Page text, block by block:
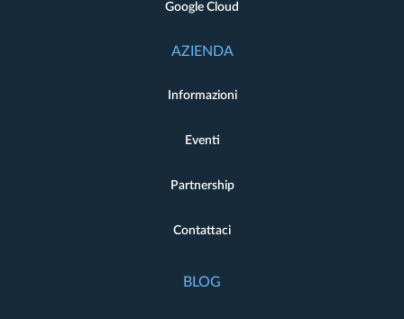
Google Cloud
AZIENDA
Informazioni
Eventi
Partnership
Contattaci
BLOG